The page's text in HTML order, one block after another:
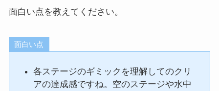
面白い点を教えてください。
面白い点
各ステージのギミックを理解してのクリ
アの達成感ですね。空のステージや水中